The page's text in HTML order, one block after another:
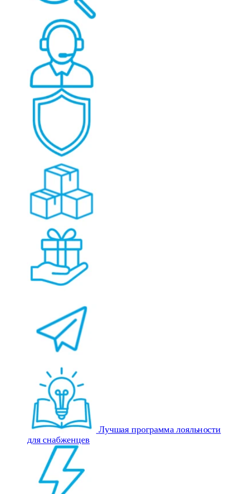
Лучшая программа лояльности
для снабженцев